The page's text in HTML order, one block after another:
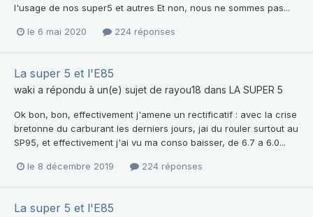
l'usage de nos super5 et autres Et non, nous ne sommes pas...
le 6 mai 2020 224 réponses
La super 5 et l'E85
waki a répondu à un(e) sujet de rayou18 dans LA SUPER 5
Ok bon, bon, effectivement j'amene un rectificatif : avec la crise
bretonne du carburant les derniers jours, jai du rouler surtout au
SP95, et effectivement j'ai vu ma conso baisser, de 6.7 a 6.0...
le 8 décembre 2019 224 réponses
La super 5 et l'E85